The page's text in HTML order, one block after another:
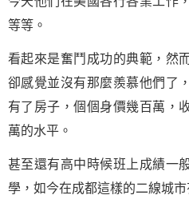
等等。
看起來是奮鬥成功的典範，然
卻感覺並沒有那麼羨慕他們了
有了房子，個個身價幾百萬，
萬的水平。
甚至還有高中時候班上成績一
學，如今在成都這樣的二線城